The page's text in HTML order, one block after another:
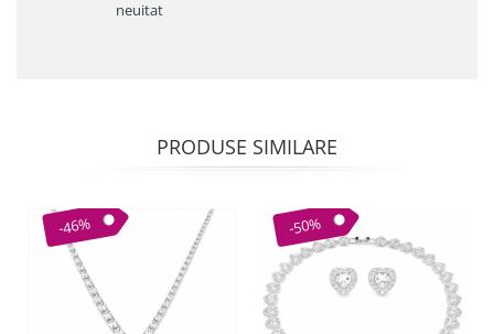
neuitat
PRODUSE SIMILARE
-46% -50%